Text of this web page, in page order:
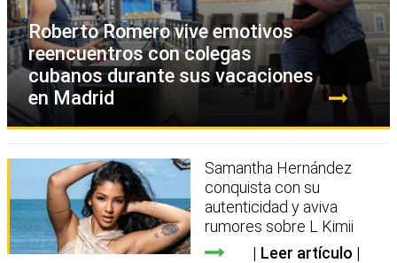
Roberto Romero vive emotivos
reencuentros con colegas
cubanos durante sus vacaciones
en Madrid
Samantha Hernández
conquista con su
autenticidad y aviva
rumores sobre L Kimii
Leer artículo